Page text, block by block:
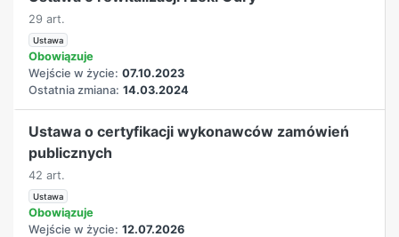
29 art.
Ustawa
Obowiązuje
Wejście w życie: 07.10.2023
Ostatnia zmiana: 14.03.2024
Ustawa o certyfikacji wykonawców zamówień
publicznych
42 art.
Ustawa
Obowiązuje
Wejście w życie: 12.07.2026